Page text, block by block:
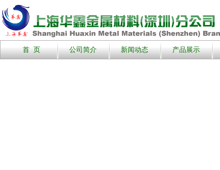
首 页 公司简介 新闻动态 产品展示